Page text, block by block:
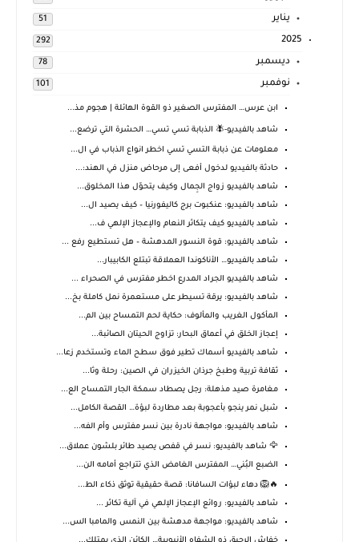
يناير 51
2025
292
ديسمبر 78
نوفمبر 101
ابن عرس… المفترس الصغير ذو القوة الهائلة | هجوم مذ...
شاهد بالفيديو-🪰 الذبابة تسي تسي… الحشرة التي ترضع...
معلومات عن ذبابة التسي تسي اخطر انواع الذباب في ال...
حادثة بالفيديو لدخول أفعى إلى مرحاض منزل في الهند:...
شاهد بالفيديو زواج الجِمال وكيف يتحوّل هذا المخلوق...
شاهد بالفيديو: عنكبوت برج كاليفورنيا – كيف يصيد ال...
شاهد بالفيديو كيف يتكاثر النعام والإعجاز الإلهي ف...
شاهد بالفيديو: قوة النسور المدهشة – هل تستطيع رفع ...
شاهد بالفيديو… الأناكوندا العملاقة تبتلع الكابيبار...
شاهد بالفيديو الجراد المدرع اخطر مفترس في الصحراء ...
شاهد بالفيديو: يرقة تسيطر على مستعمرة نمل كاملة بخ...
المأكول الغريب والمألوف: حكاية لحم التمساح بين الم...
إعجاز الخلق في أعماق البحار: تزاوج الحيتان الصائبة...
شاهد بالفيديو أسماك تطير فوق سطح الماء وتستخدم زعا...
ثقافة تربية وطبخ جرذان الخيزران في الصين: رحلة وثا...
مغامرة صيد مذهلة: رجل يصطاد سمكة الجار التمساح الع...
شبل نمر ينجو بأعجوبة بعد مطاردة لبؤة… القصة الكامل...
شاهد بالفيديو: مواجهة نادرة بين نسر مفترس وأم الفه...
🦅 شاهد بالفيديو: نسر في قفص يصيد طائر بلشون عملاق...
الضبع البُني… المفترس الغامض الذي تتراجع أمامه الن...
🔥🦁 دهاء لبؤات السافانا: قصة حقيقية توثق ذكاء الط...
شاهد بالفيديو: روائع الإعجاز الإلهي في آلية تكاثر ...
شاهد بالفيديو: مواجهة مدهشة بين النمس والمامبا الس...